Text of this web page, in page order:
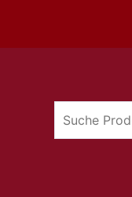
springen Suchen